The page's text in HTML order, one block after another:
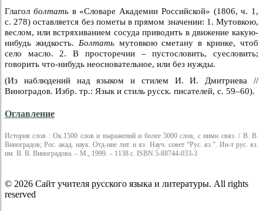
Глагол болтатьв «Словаре Академии Российской» (1806, ч. 1,
с. 278) оставляется без пометы в прямом значении: 1. Мутовкою,
веслом, или встряхиванием сосуда приводить в движение какую-
нибудь жидкость. Болтатьмутовкою сметану в кринке, чтоб
село масло. 2. В просторечии – пустословить, суесловить;
говорить что-нибудь неосновательное, или без нужды.
(Из наблюдений над языком и стилем И. И. Дмитриева //
Виноградов. Избр. тр.: Язык и стиль русск. писателей, с. 59–60).
Оглавление
История слов : Ок.1500 слов и выражений и более 5000 слов, с ними связ. / В. В.
Виноградов; Рос. акад. наук. Отд-ние лит. и яз. Науч. совет “Рус. яз.”. Ин-т рус. яз.
им. В. В. Виноградова. – М., 1999. – 1138 с. ISBN 5-88744-033-3
© 2026 Сайт учителя русского языка и литературы. All rights
reserved